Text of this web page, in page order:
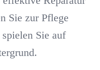
Sie zur Pflege
Sie auf